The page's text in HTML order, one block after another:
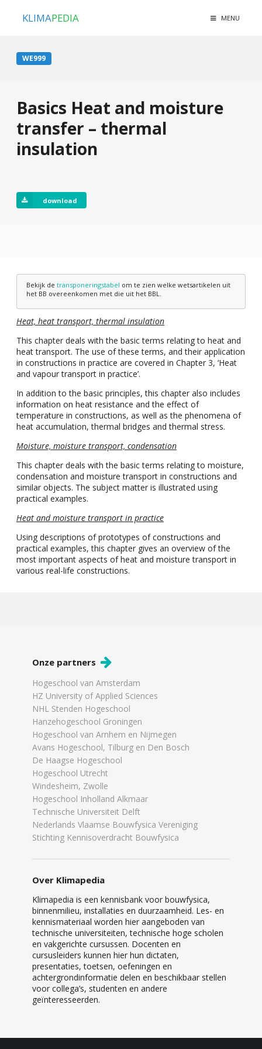
KLIMAPEDIA MENU
WE999
Basics Heat and moisture
transfer – thermal
insulation
download
Bekijk de transponeringstabel om te zien welke wetsartikelen uit
het BB overeenkomen met die uit het BBL.
Heat, heat transport, thermal insulation
This chapter deals with the basic terms relating to heat and
heat transport. The use of these terms, and their application
in constructions in practice are covered in Chapter 3, ‘Heat
and vapour transport in practice’.
In addition to the basic principles, this chapter also includes
information on heat resistance and the effect of
temperature in constructions, as well as the phenomena of
heat accumulation, thermal bridges and thermal stress.
Moisture, moisture transport, condensation
This chapter deals with the basic terms relating to moisture,
condensation and moisture transport in constructions and
similar objects. The subject matter is illustrated using
practical examples.
Heat and moisture transport in practice
Using descriptions of prototypes of constructions and
practical examples, this chapter gives an overview of the
most important aspects of heat and moisture transport in
various real-life constructions.
Onze partners
Hogeschool van Amsterdam
HZ University of Applied Sciences
NHL Stenden Hogeschool
Hanzehogeschool Groningen
Hogeschool van Arnhem en Nijmegen
Avans Hogeschool, Tilburg en Den Bosch
De Haagse Hogeschool
Hogeschool Utrecht
Windesheim, Zwolle
Hogeschool Inholland Alkmaar
Technische Universiteit Delft
Nederlands Vlaamse Bouwfysica Vereniging
Stichting Kennisoverdracht Bouwfysica
Over Klimapedia
Klimapedia is een kennisbank voor bouwfysica,
binnenmilieu, installaties en duurzaamheid. Les- en
kennismateriaal worden hier aangeboden van
technische universiteiten, technische hoge scholen
en vakgerichte cursussen. Docenten en
cursusleiders kunnen hier hun dictaten,
presentaties, toetsen, oefeningen en
achtergrondinformatie delen en beschikbaar stellen
voor collega’s, studenten en andere
geïnteresseerden.